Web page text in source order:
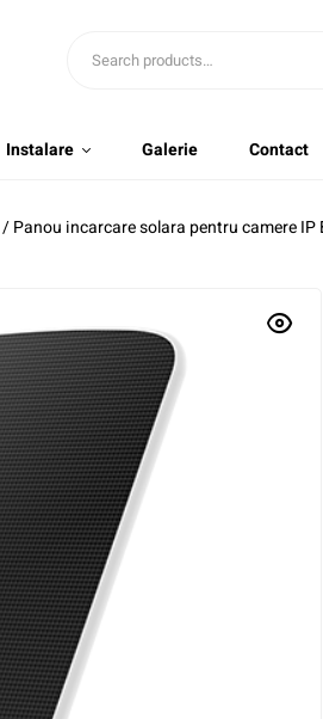
Instalare Galerie Contact
/ Panou incarcare solara pentru camere IP